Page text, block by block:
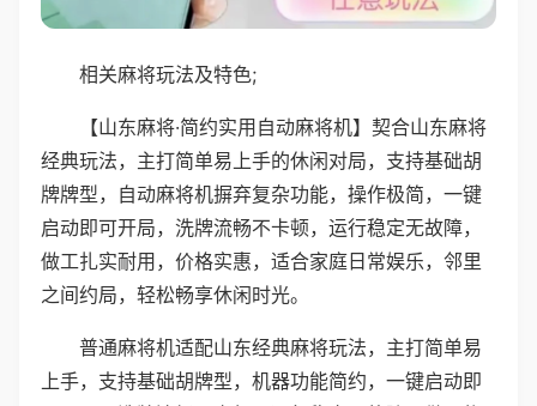
相关麻将玩法及特色;
【山东麻将·简约实用自动麻将机】契合山东麻将
经典玩法，主打简单易上手的休闲对局，支持基础胡
牌牌型，自动麻将机摒弃复杂功能，操作极简，一键
启动即可开局，洗牌流畅不卡顿，运行稳定无故障，
做工扎实耐用，价格实惠，适合家庭日常娱乐，邻里
之间约局，轻松畅享休闲时光。
普通麻将机适配山东经典麻将玩法，主打简单易
上手，支持基础胡牌型，机器功能简约，一键启动即